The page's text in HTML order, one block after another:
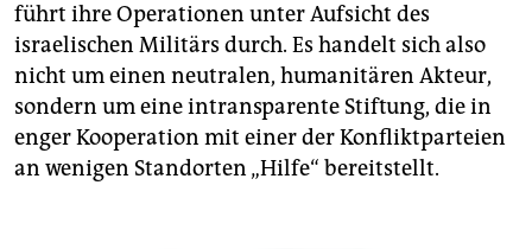
führt ihre Operationen unter Aufsicht des
israelischen Militärs durch. Es handelt sich also
nicht um einen neutralen, humanitären Akteur,
sondern um eine intransparente Stiftung, die in
enger Kooperation mit einer der Konfliktparteien
an wenigen Standorten „Hilfe“ bereitstellt.